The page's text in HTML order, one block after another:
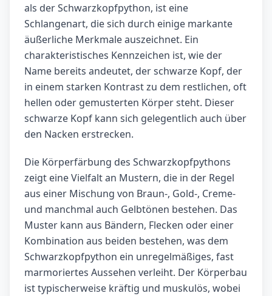
als der Schwarz­kopfpython, ist eine
Schlangenart, die sich durch einige markante
äußerliche Merkmale auszeichnet. Ein
charakteristisches Kennzeichen ist, wie der
Name bereits andeutet, der schwarze Kopf, der
in einem starken Kontrast zu dem restlichen, oft
hellen oder gemusterten Körper steht. Dieser
schwarze Kopf kann sich gelegentlich auch über
den Nacken erstrecken.
Die Körperfärbung des Schwarz­kopfpythons
zeigt eine Vielfalt an Mustern, die in der Regel
aus einer Mischung von Braun-, Gold-, Creme-
und manchmal auch Gelbtönen bestehen. Das
Muster kann aus Bändern, Flecken oder einer
Kombination aus beiden bestehen, was dem
Schwarz­kopfpython ein unregelmäßiges, fast
marmoriertes Aussehen verleiht. Der Körperbau
ist typischerweise kräftig und muskulös, wobei